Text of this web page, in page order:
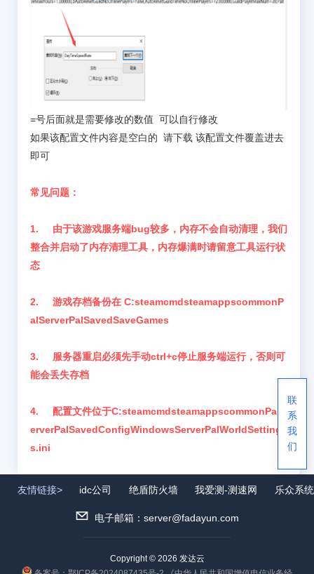
=号后面就是需要修改的数值 可以自行修改
如果该配置文件内容是空白的 请下载 该配置文件覆盖进去
即可
常见问题：
1. 由于该游戏服务端bug较多，内存不会自动清理，我们
整合并启动了内存清理工具，内存爆满时请留意工具运行状
态
2. 游戏存档备份在 C:steamcmdsteamappscommonP
alServerPalSavedSaveGames
3. 服务器重启必须先手动ctrl+c停止服务端运行，否则可
能会丢失存档
4. 配置文件位于C:steamcmdsteamappscommonPalS
erverPalSavedConfigWindowsServerPalWorldSetting
s.ini
友情链接> idc公司 绝盾防火墙 我爱测-测速网 乐众系统
电子邮箱：server@fadayun.com
Copyright © 2026 发达云
联
系
我
们